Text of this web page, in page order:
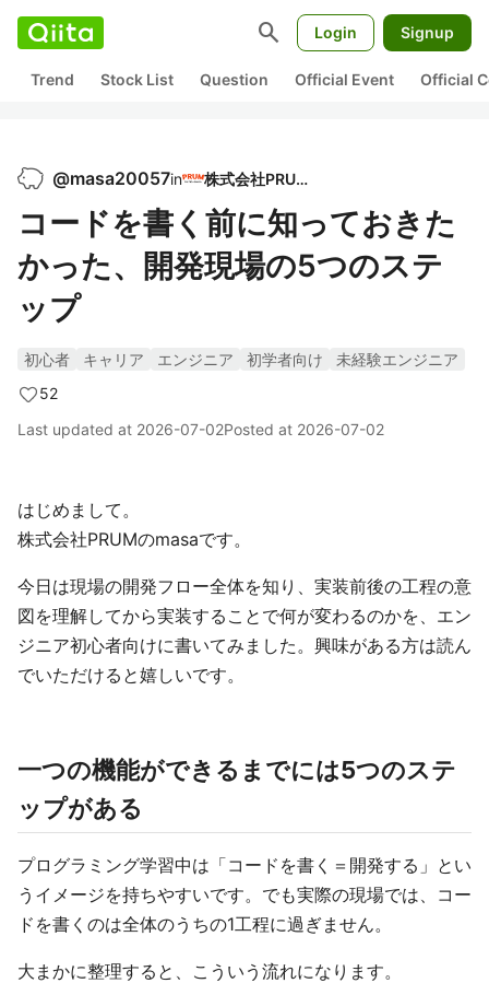
search Login Signup
Trend Stock List Question Official Event Official
@masa20057in 株式会社PRUM
コードを書く前に知っておきた
かった、開発現場の5つのステ
ップ
初心者 キャリア エンジニア 初学者向け
未経験エンジニア
52
Last updated at 2026-07-02Posted at 2026-07-02
はじめまして。
株式会社PRUMのmasaです。
今日は現場の開発フロー全体を知り、実装前後の工程の意
図を理解してから実装することで何が変わるのかを、エン
ジニア初心者向けに書いてみました。興味がある方は読ん
でいただけると嬉しいです。
一つの機能ができるまでには5つのステ
ップがある
プログラミング学習中は「コードを書く＝開発する」とい
うイメージを持ちやすいです。でも実際の現場では、コー
ドを書くのは全体のうちの1工程に過ぎません。
大まかに整理すると、こういう流れになります。